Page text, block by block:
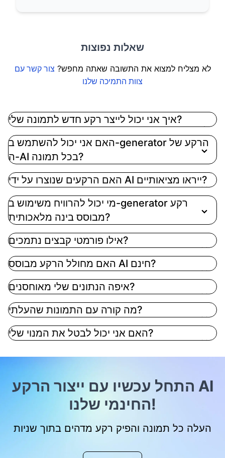
שאלות נפוצות
לא מצליח למצוא את התשובה שאתה מחפש? צור קשר עם
צוות התמיכה שלנו
איך אני יכול לייצר רקע חדש לתמונה שלי?
פשוט העלה את התמונה שלך, ואז בחר או הכנה את ה-AI
שלנו כדי ליצור רקע חדש. אתה יכול לבחור גוונים אחידים,
גרדיאנטים, או לתת ל-AI ליצור סצינה על בסיס התיאור
האם אני יכול להשתמש ב-generator הרקע של
ה-AI בכל תמונה?
האם הרקעים שנוצרו על ידי AI ייראו מציאותיים?
מי יכול להרוויח משימוש ב-generator רקע
מבוסס בינה מלאכותית?
אילו פורמטי קבצים נתמכים?
האם מחולל הרקע מבוסס AI חינם?
איפה הנתונים שלי מאוחסנים?
מה קורה עם התמונות שהעלתי?
האם אני יכול לבטל את המנוי שלי?
התחל עכשיו עם ייצור הרקע AI
החינמי שלנו!
העלה כל תמונה והפיק רקע מדהים בתוך שניות